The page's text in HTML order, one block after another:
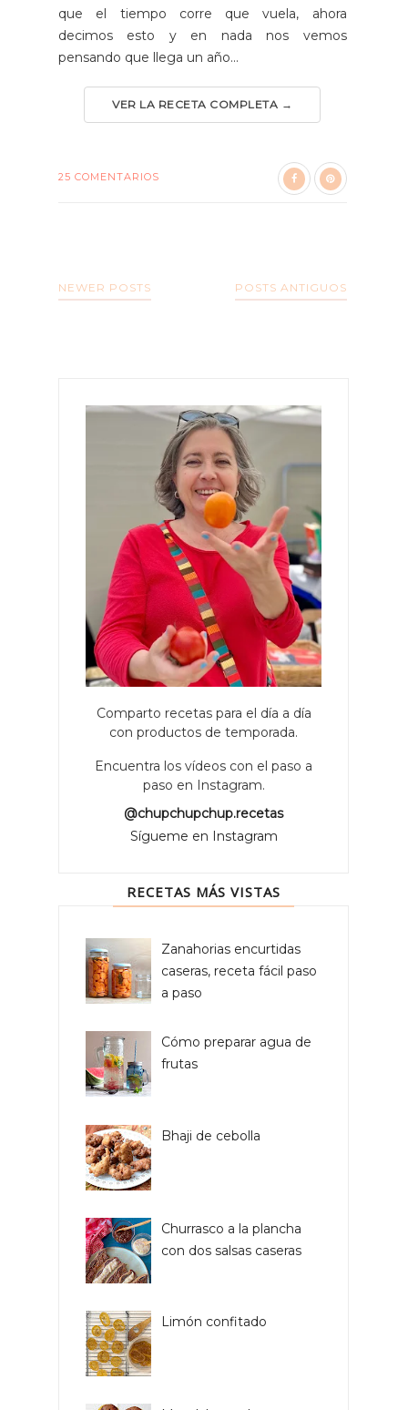
que el tiempo corre que vuela, ahora
decimos esto y en nada nos vemos
pensando que llega un año...
VER LA RECETA COMPLETA →
25 COMENTARIOS
NEWER POSTS POSTS ANTIGUOS
Comparto recetas para el día a día
con productos de temporada.
Encuentra los vídeos con el paso a
paso en Instagram.
@chupchupchup.recetas
Sígueme en Instagram
RECETAS MÁS VISTAS
Zanahorias encurtidas
caseras, receta fácil paso
a paso
Cómo preparar agua de
frutas
Bhaji de cebolla
Churrasco a la plancha
con dos salsas caseras
Limón confitado